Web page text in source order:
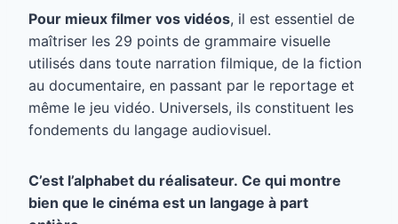
Pour mieux filmer vos vidéos, il est essentiel de
maîtriser les 29 points de grammaire visuelle
utilisés dans toute narration filmique, de la fiction
au documentaire, en passant par le reportage et
même le jeu vidéo. Universels, ils constituent les
fondements du langage audiovisuel.
C’est l’alphabet du réalisateur. Ce qui montre
bien que le cinéma est un langage à part